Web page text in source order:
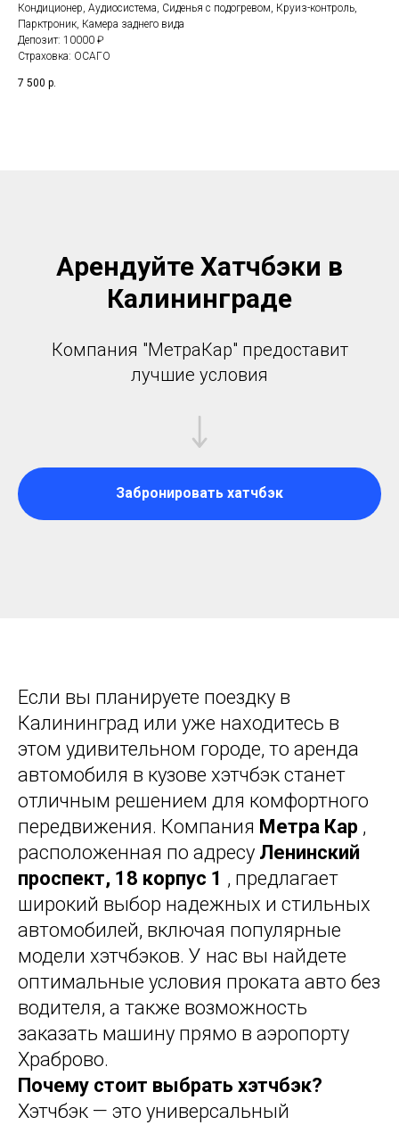
Кондиционер, Аудиосистема, Cиденья с подогревом, Круиз-контроль,
Парктроник, Камера заднего вида
Депозит: 10000 ₽
Страховка: ОСАГО
7 500 р.
Арендуйте Хатчбэки в
Калининграде
Компания "МетраКар" предоставит
лучшие условия
Забронировать хатчбэк
Если вы планируете поездку в
Калининград или уже находитесь в
этом удивительном городе, то аренда
автомобиля в кузове хэтчбэк станет
отличным решением для комфортного
передвижения. Компания Метра Кар ,
расположенная по адресу Ленинский
проспект, 18 корпус 1 , предлагает
широкий выбор надежных и стильных
автомобилей, включая популярные
модели хэтчбэков. У нас вы найдете
оптимальные условия проката авто без
водителя, а также возможность
заказать машину прямо в аэропорту
Храброво.
Почему стоит выбрать хэтчбэк?
Хэтчбэк — это универсальный